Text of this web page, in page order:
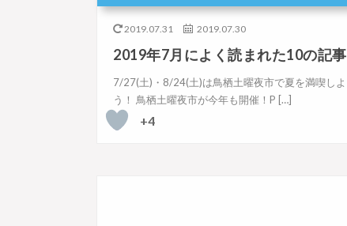
2019.07.31 2019.07.30
2019年7月によく読まれた10の記事
7/27(土)・8/24(土)は鳥栖土曜夜市で夏を満喫しよ
う！ 鳥栖土曜夜市が今年も開催！P […]
+4